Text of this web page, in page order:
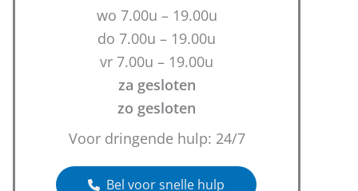
wo 7.00u – 19.00u
do 7.00u – 19.00u
vr 7.00u – 19.00u
za gesloten
zo gesloten
Voor dringende hulp: 24/7
Bel voor snelle hulp